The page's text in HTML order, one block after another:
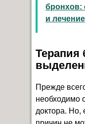
бронхов:
и лечение
Терапия
Прежде
необходимо
доктора. Но,